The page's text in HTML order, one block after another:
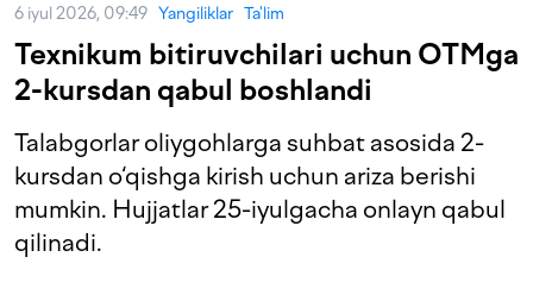
6 iyul 2026, 09:49 Yangiliklar Ta'lim
Texnikum bitiruvchilari uchun OTMga
2-kursdan qabul boshlandi
Talabgorlar oliygohlarga suhbat asosida 2-
kursdan o‘qishga kirish uchun ariza berishi
mumkin. Hujjatlar 25-iyulgacha onlayn qabul
qilinadi.